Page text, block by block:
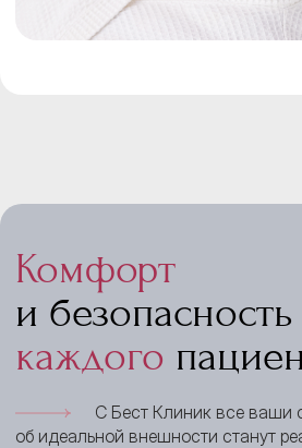
Комфорт
и безопасность
каждого
С Бест Клиник все ваши
об идеальной внешности станут